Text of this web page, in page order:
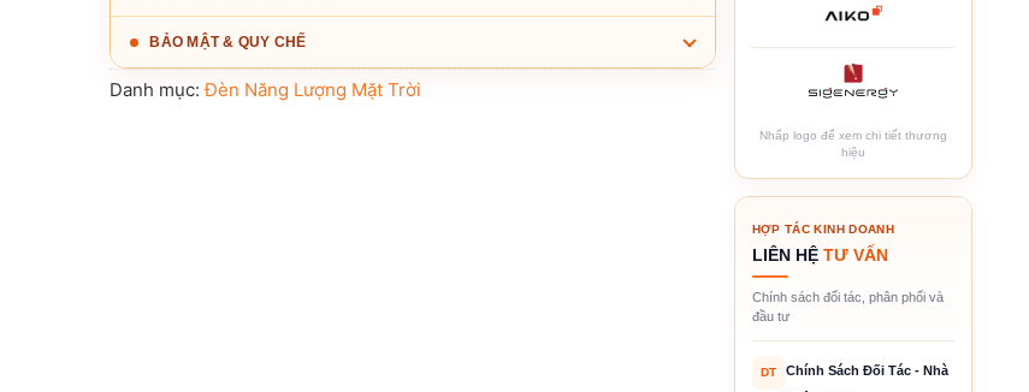
BẢO MẬT & QUY CHẾ
Danh mục:Đèn Năng Lượng Mặt Trời
Nhấp logo để xem chi tiết thương
hiệu
HỢP TÁC KINH DOANH
LIÊN HỆ TƯ VẤN
Chính sách đối tác, phân phối và
đầu tư
DT
Chính Sách Đối Tác - Nhà